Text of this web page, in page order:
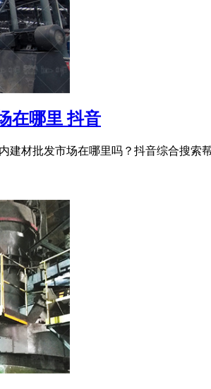
在哪里 抖音
建材批发市场在哪里吗？抖音综合搜